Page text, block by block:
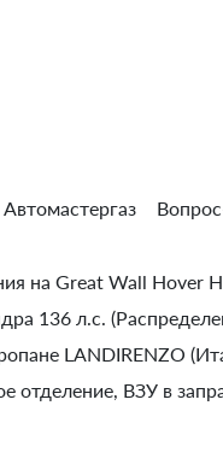
на Great Wall Hover
136 л.с.
LANDIRENZO
отделение, ВЗУ в